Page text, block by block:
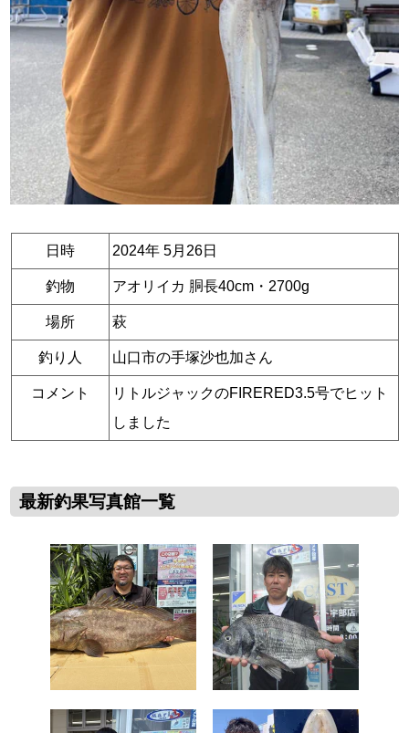
日時 2024年 5月26日
釣物 アオリイカ 胴長40cm・2700g
場所 萩
釣り人 山口市の手塚沙也加さん
コメント
リトルジャックのFIRERED3.5号でヒット
しました
最新釣果写真館一覧